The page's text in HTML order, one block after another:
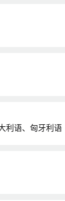
利语、匈牙利语